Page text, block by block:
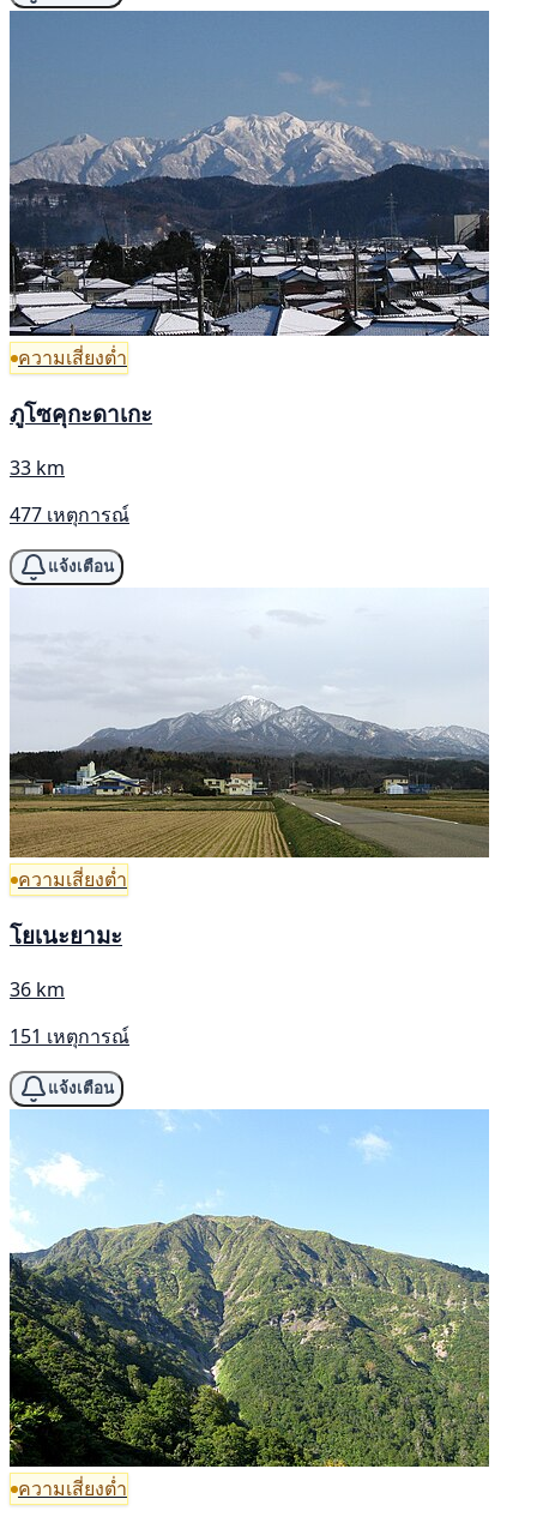
ความเสี่ยงต่ำ
ภูโซคุกะดาเกะ
33 km
477 เหตุการณ์
แจ้งเตือน
ความเสี่ยงต่ำ
โยเนะยามะ
36 km
151 เหตุการณ์
แจ้งเตือน
ความเสี่ยงต่ำ